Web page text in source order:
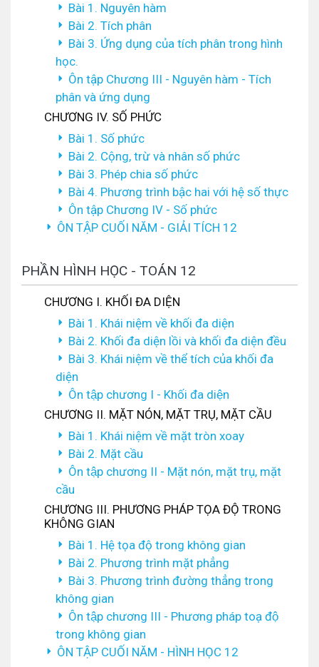
Bài 1. Nguyên hàm
Bài 2. Tích phân
Bài 3. Ứng dụng của tích phân trong hình
học.
Ôn tập Chương III - Nguyên hàm - Tích
phân và ứng dụng
CHƯƠNG IV. SỐ PHỨC
Bài 1. Số phức
Bài 2. Cộng, trừ và nhân số phức
Bài 3. Phép chia số phức
Bài 4. Phương trình bậc hai với hệ số thực
Ôn tập Chương IV - Số phức
ÔN TẬP CUỐI NĂM - GIẢI TÍCH 12
PHẦN HÌNH HỌC - TOÁN 12
CHƯƠNG I. KHỐI ĐA DIỆN
Bài 1. Khái niệm về khối đa diện
Bài 2. Khối đa diện lồi và khối đa diện đều
Bài 3. Khái niệm về thể tích của khối đa
diện
Ôn tập chương I - Khối đa diện
CHƯƠNG II. MẶT NÓN, MẶT TRỤ, MẶT CẦU
Bài 1. Khái niệm về mặt tròn xoay
Bài 2. Mặt cầu
Ôn tập chương II - Mặt nón, mặt trụ, mặt
cầu
CHƯƠNG III. PHƯƠNG PHÁP TỌA ĐỘ TRONG
KHÔNG GIAN
Bài 1. Hệ tọa độ trong không gian
Bài 2. Phương trình mặt phẳng
Bài 3. Phương trình đường thẳng trong
không gian
Ôn tập chương III - Phương pháp toạ độ
trong không gian
ÔN TẬP CUỐI NĂM - HÌNH HỌC 12